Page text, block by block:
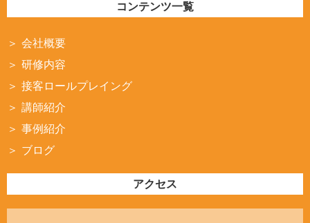
コンテンツ一覧
会社概要
研修内容
接客ロールプレイング
講師紹介
事例紹介
ブログ
アクセス